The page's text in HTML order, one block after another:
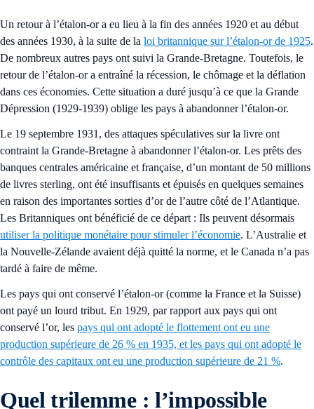
Un retour à l’étalon-or a eu lieu à la fin des années 1920 et au début
des années 1930, à la suite de la loi britannique sur l’étalon-or de 1925.
De nombreux autres pays ont suivi la Grande-Bretagne. Toutefois, le
retour de l’étalon-or a entraîné la récession, le chômage et la déflation
dans ces économies. Cette situation a duré jusqu’à ce que la Grande
Dépression (1929-1939) oblige les pays à abandonner l’étalon-or.
Le 19 septembre 1931, des attaques spéculatives sur la livre ont
contraint la Grande-Bretagne à abandonner l’étalon-or. Les prêts des
banques centrales américaine et française, d’un montant de 50 millions
de livres sterling, ont été insuffisants et épuisés en quelques semaines
en raison des importantes sorties d’or de l’autre côté de l’Atlantique.
Les Britanniques ont bénéficié de ce départ : Ils peuvent désormais
utiliser la politique monétaire pour stimuler l’économie. L’Australie et
la Nouvelle-Zélande avaient déjà quitté la norme, et le Canada n’a pas
tardé à faire de même.
Les pays qui ont conservé l’étalon-or (comme la France et la Suisse)
ont payé un lourd tribut. En 1929, par rapport aux pays qui ont
conservé l’or, les pays qui ont adopté le flottement ont eu une
production supérieure de 26 % en 1935, et les pays qui ont adopté le
contrôle des capitaux ont eu une production supérieure de 21 %.
Quel trilemme : l’impossible